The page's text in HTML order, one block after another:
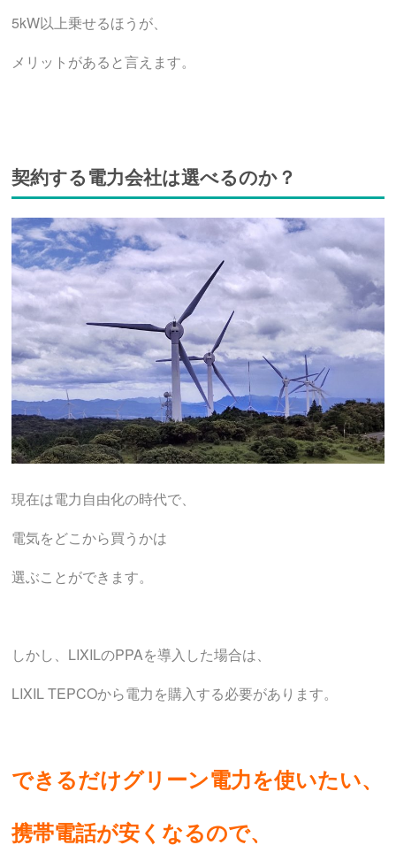
5kW以上乗せるほうが、
メリットがあると言えます。
契約する電力会社は選べるのか？
現在は電力自由化の時代で、
電気をどこから買うかは
選ぶことができます。
しかし、LIXILのPPAを導入した場合は、
LIXIL TEPCOから電力を購入する必要があります。
できるだけグリーン電力を使いたい、
携帯電話が安くなるので、